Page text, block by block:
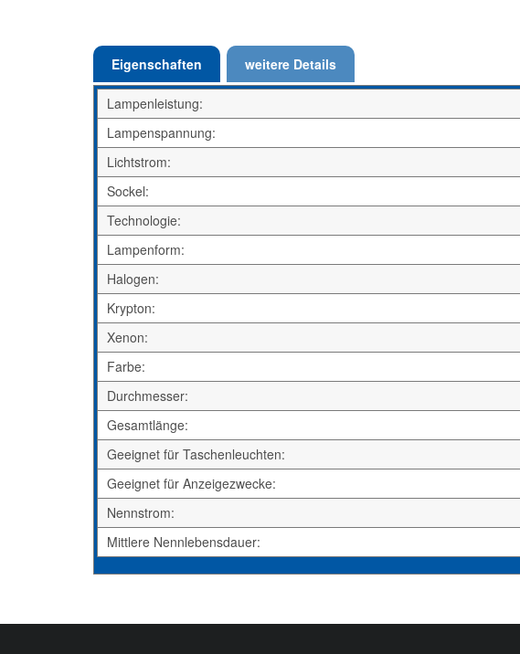
Eigenschaften weitere Details
Lampenleistung:
Lampenspannung:
Lichtstrom:
Sockel:
Technologie:
Lampenform:
Halogen:
Krypton:
Xenon:
Farbe:
Durchmesser:
Gesamtlänge:
Geeignet für Taschenleuchten:
Geeignet für Anzeigezwecke:
Nennstrom:
Mittlere Nennlebensdauer: